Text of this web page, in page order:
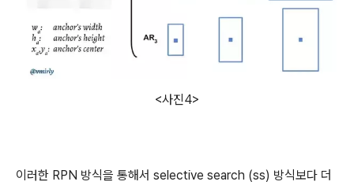
<사진4>
이러한 RPN 방식을 통해서 selective search (ss) 방식보다 더